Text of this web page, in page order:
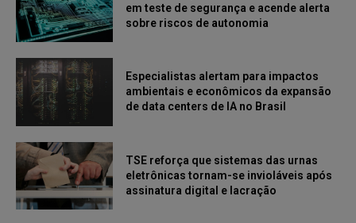
em teste de segurança e acende alerta
sobre riscos de autonomia
Especialistas alertam para impactos
ambientais e econômicos da expansão
de data centers de IA no Brasil
TSE reforça que sistemas das urnas
eletrônicas tornam-se invioláveis após
assinatura digital e lacração